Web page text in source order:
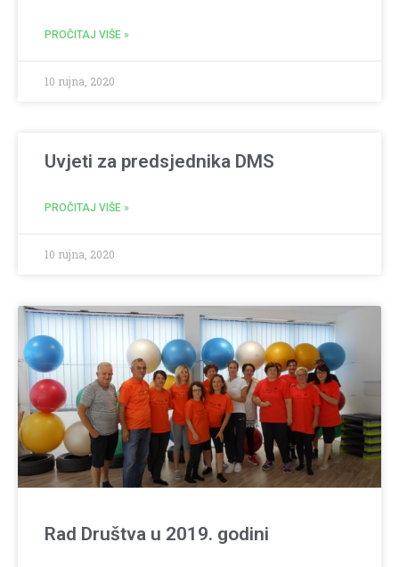
PROČITAJ VIŠE »
10 rujna, 2020
Uvjeti za predsjednika DMS
PROČITAJ VIŠE »
10 rujna, 2020
Rad Društva u 2019. godini